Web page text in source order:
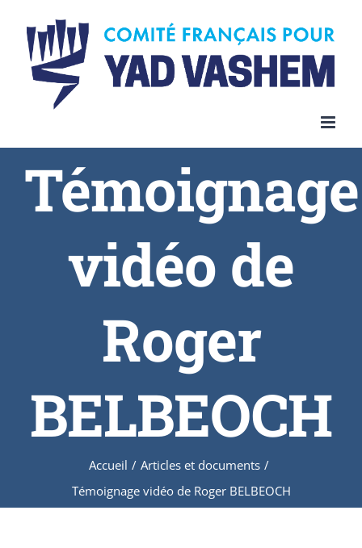
Témoignage
vidéo de
Roger
BELBEOCH
Accueil / Articles et documents /
Témoignage vidéo de Roger BELBEOCH